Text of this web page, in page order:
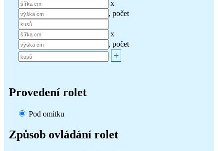
x
, počet
x
, počet
+
Provedení rolet
Pod omítku
Způsob ovládání rolet